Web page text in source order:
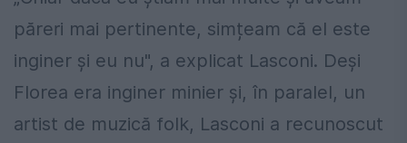
păreri mai pertinente, simțeam că el este
inginer și eu nu", a explicat Lasconi. Deși
Florea era inginer minier și, în paralel, un
artist de muzică folk, Lasconi a recunoscut